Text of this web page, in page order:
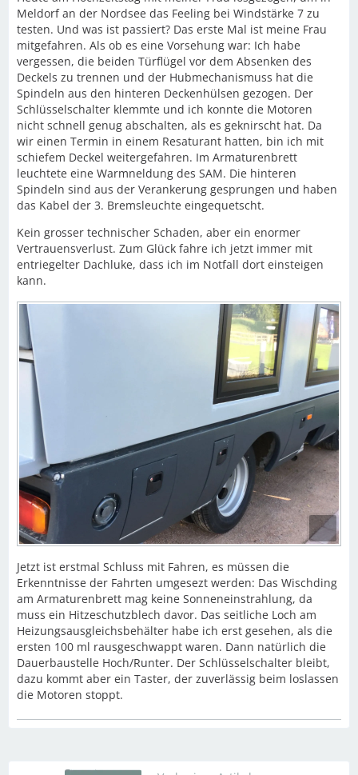
Meldorf an der Nordsee das Feeling bei Windstärke 7 zu
testen. Und was ist passiert? Das erste Mal ist meine Frau
mitgefahren. Als ob es eine Vorsehung war: Ich habe
vergessen, die beiden Türflügel vor dem Absenken des
Deckels zu trennen und der Hubmechanismuss hat die
Spindeln aus den hinteren Deckenhülsen gezogen. Der
Schlüsselschalter klemmte und ich konnte die Motoren
nicht schnell genug abschalten, als es geknirscht hat. Da
wir einen Termin in einem Resaturant hatten, bin ich mit
schiefem Deckel weitergefahren. Im Armaturenbrett
leuchtete eine Warmneldung des SAM. Die hinteren
Spindeln sind aus der Verankerung gesprungen und haben
das Kabel der 3. Bremsleuchte eingequetscht.
Kein grosser technischer Schaden, aber ein enormer
Vertrauensverlust. Zum Glück fahre ich jetzt immer mit
entriegelter Dachluke, dass ich im Notfall dort einsteigen
kann.
Jetzt ist erstmal Schluss mit Fahren, es müssen die
Erkenntnisse der Fahrten umgesezt werden: Das Wischding
am Armaturenbrett mag keine Sonneneinstrahlung, da
muss ein Hitzeschutzblech davor. Das seitliche Loch am
Heizungsausgleichsbehälter habe ich erst gesehen, als die
ersten 100 ml rausgeschwappt waren. Dann natürlich die
Dauerbaustelle Hoch/Runter. Der Schlüsselschalter bleibt,
dazu kommt aber ein Taster, der zuverlässig beim loslassen
die Motoren stoppt.